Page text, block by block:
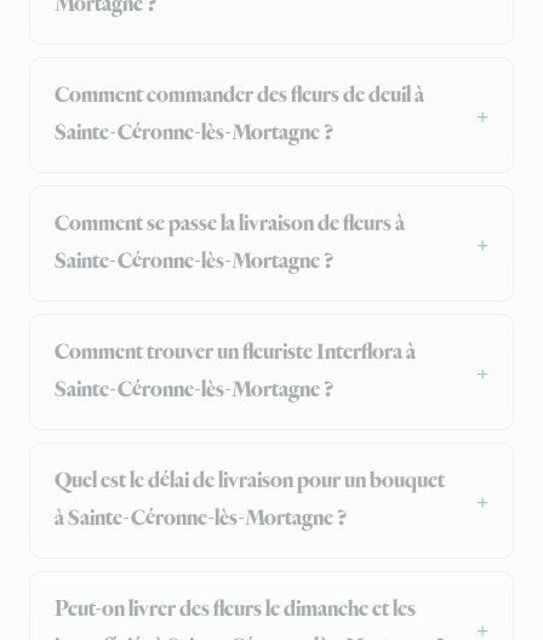
Comment commander des fleurs de deuil à
Sainte-Céronne-lès-Mortagne ?
Comment se passe la livraison de fleurs à
Sainte-Céronne-lès-Mortagne ?
Comment trouver un fleuriste Interflora à
Sainte-Céronne-lès-Mortagne ?
Quel est le délai de livraison pour un bouquet
à Sainte-Céronne-lès-Mortagne ?
Peut-on livrer des fleurs le dimanche et les